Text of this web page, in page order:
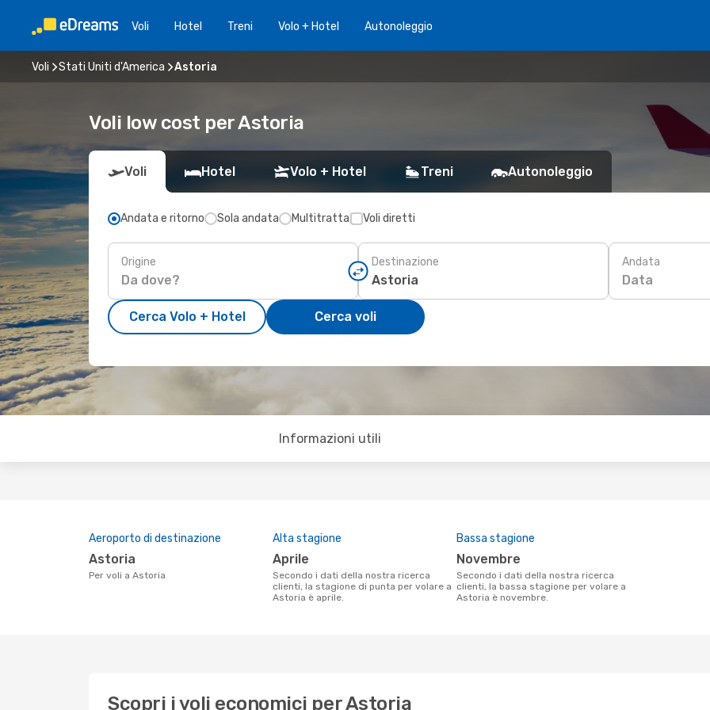
Voli Hotel Treni Volo + Hotel Autonoleggio
Voli Stati Uniti d'America Astoria
Voli low cost per Astoria
Voli Hotel Volo + Hotel Treni Autonoleggio
Andata e ritorno Sola andata Multitratta Voli diretti
Origine Destinazione Andata
Data
Cerca Volo + Hotel Cerca voli
Informazioni utili
Aeroporto di destinazione
Astoria
Per voli a Astoria
Alta stagione
aprile
Secondo i dati della nostra ricerca
clienti, la stagione di punta per volare a
Astoria è aprile.
Bassa stagione
novembre
Secondo i dati della nostra ricerca
clienti, la bassa stagione per volare a
Astoria è novembre.
Scopri i voli economici per Astoria